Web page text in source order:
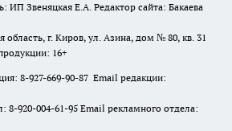
ИП Звеняцкая Е.А. Редактор сайта: Бакаева
область, г. Киров, ул. Азина, дом № 80, кв. 31
16+
8-927-669-90-87 Email редакции:
8-920-004-61-95 Email рекламного отдела: